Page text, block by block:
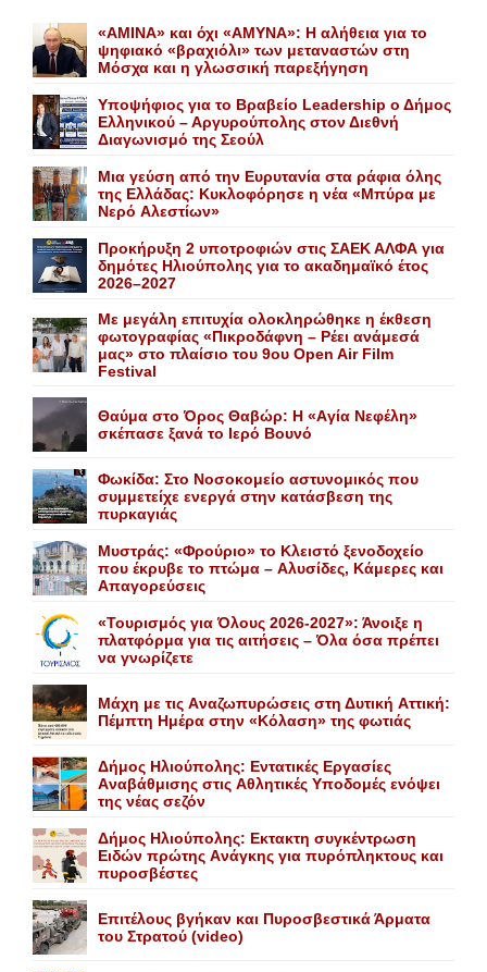
«AMINA» και όχι «ΑΜΥΝΑ»: Η αλήθεια για το
ψηφιακό «βραχιόλι» των μεταναστών στη
Μόσχα και η γλωσσική παρεξήγηση
Yποψήφιος για το Bραβείο Leadership ο Δήμος
Ελληνικού – Αργυρούπολης στον Διεθνή
Διαγωνισμό της Σεούλ
Mια γεύση από την Eυρυτανία στα ράφια όλης
της Ελλάδας: Κυκλοφόρησε η νέα «Μπύρα με
Nερό Aλεστίων»
Προκήρυξη 2 υποτροφιών στις ΣΑΕΚ ΑΛΦΑ για
δημότες Ηλιούπολης για το ακαδημαϊκό έτος
2026–2027
Με μεγάλη επιτυχία ολοκληρώθηκε η έκθεση
φωτογραφίας «Πικροδάφνη – Ρέει ανάμεσά
μας» στο πλαίσιο του 9ου Open Air Film
Festival
Θαύμα στο Όρος Θαβώρ: H «Aγία Nεφέλη»
σκέπασε ξανά το Iερό Bουνό
Φωκίδα: Στο Νοσοκομείο αστυνομικός που
συμμετείχε ενεργά στην κατάσβεση της
πυρκαγιάς
Mυστράς: «Φρούριο» το Kλειστό ξενοδοχείο
που έκρυβε το πτώμα – Aλυσίδες, Kάμερες και
Aπαγορεύσεις
«Τουρισμός για Όλους 2026-2027»: Άνοιξε η
πλατφόρμα για τις αιτήσεις – Όλα όσα πρέπει
να γνωρίζετε
Mάχη με τις Aναζωπυρώσεις στη Δυτική Aττική:
Πέμπτη Hμέρα στην «Kόλαση» της φωτιάς
Δήμος Ηλιούπολης: Eντατικές Eργασίες
Aναβάθμισης στις Aθλητικές Yποδομές ενόψει
της νέας σεζόν
Δήμος Ηλιούπολης: Eκτακτη συγκέντρωση
Eιδών πρώτης Aνάγκης για πυρόπληκτους και
πυροσβέστες
Επιτέλους βγήκαν και Πυροσβεστικά Άρματα
του Στρατού (video)